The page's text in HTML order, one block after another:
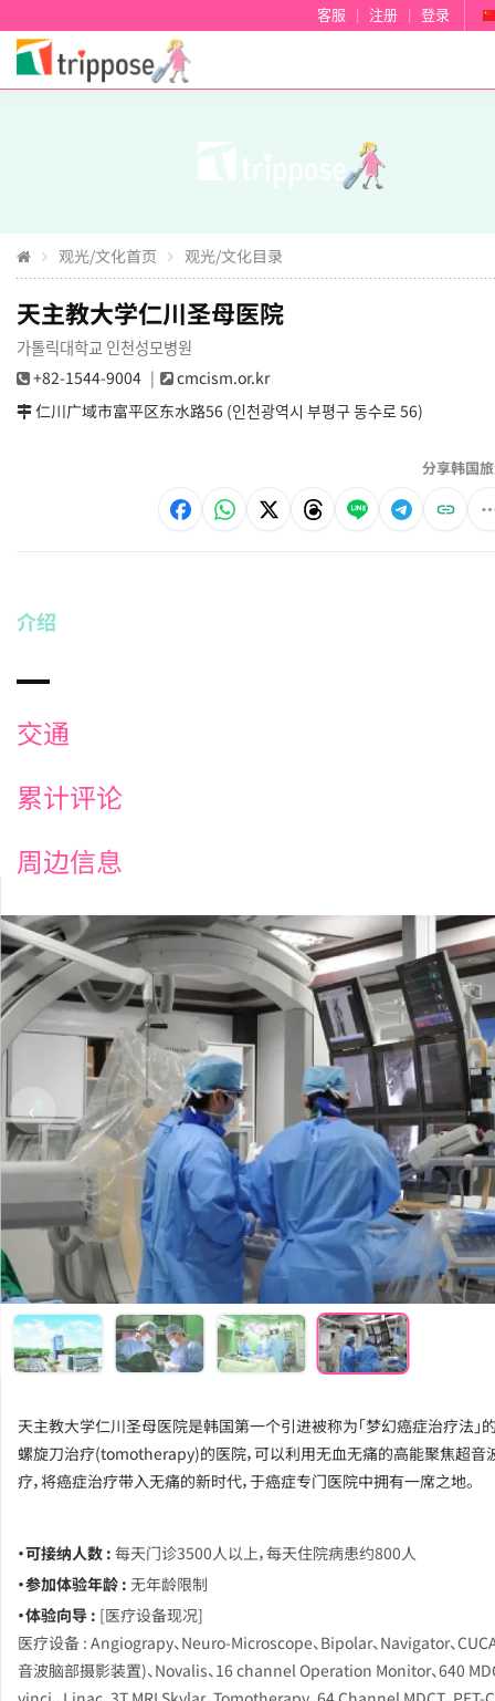
客服 注册 登录
观光/文化首页 观光/文化目录
天主教大学仁川圣母医院
가톨릭대학교 인천성모병원
+82-1544-9004
cmcism.or.kr
仁川广域市富平区东水路56 (인천광역시 부평구 동수로 56)
分享韩国
介绍
交通
累计评论
周边信息
‹
天主教大学仁川圣母医院是韩国第一个引进被称为「梦幻癌症治疗法」
螺旋刀治疗(tomotherapy)的医院，可以利用无血无痛的高能聚焦超音
疗，将癌症治疗带入无痛的新时代，于癌症专门医院中拥有一席之地。
・可接纳人数 : 每天门诊3500人以上，每天住院病患约800人
・参加体验年龄 : 无年龄限制
・体验向导 : [医疗设备现况]
医疗设备 : Angiograpy、Neuro-Microscope、Bipolar、Navigator、
音波脑部摄影装置)、Novalis、16 channel Operation Monitor、640